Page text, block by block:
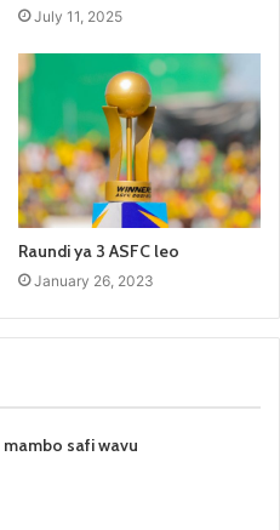
July 11, 2025
Raundi ya 3 ASFC leo
January 26, 2023
mambo safi wavu